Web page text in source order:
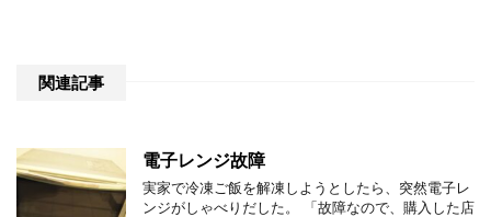
関連記事
電子レンジ故障
実家で冷凍ご飯を解凍しようとしたら、突然電子レ
ンジがしゃべりだした。 「故障なので、購入した店